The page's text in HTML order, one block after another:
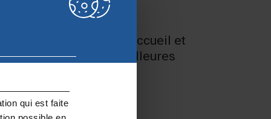
qui est faite
en tant que lieu d’accueil et
de leur offrir de meilleures